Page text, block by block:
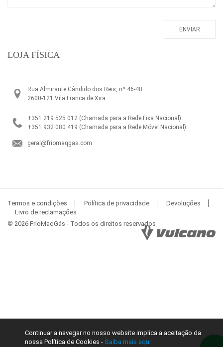
LOJA FÍSICA
Rua Almirante Cândido dos Reis, nº 46-48
2600-121 Vila Franca de Xira
+351 219 525 012 (Chamada para a Rede Fixa Nacional)
+351 932 080 419 (Chamada para a Rede Móvel Nacional)
geral@friomaqgas.com
Termos e condições Política de privacidade
Devoluções
Livro de reclamações
© 2026 FrioMaqGás - Todos os direitos reservados
Continuar a navegar no nosso website implica a aceitação da
nossa Política de Cookies - Saiba mais aqui